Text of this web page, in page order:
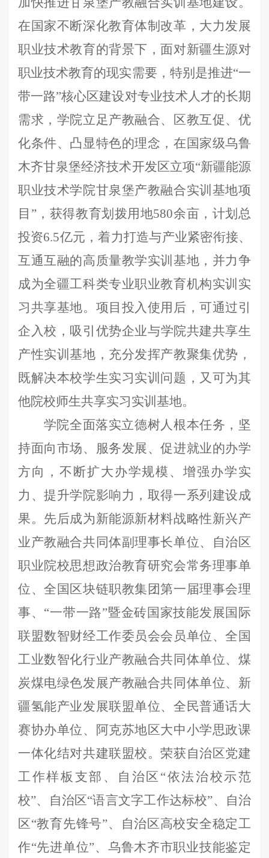
在国家不断深化教育体制改革，大力发展
职业技术教育的背景下，面对新疆生源对
职业技术教育的现实需要，特别是推进“一
带一路”核心区建设对专业技术人才的长期
需求， 学院立足产教融合、区教互促、优
化条件、凸显特色的理念，在国家级乌鲁
木齐甘泉堡经济技术开发区立项“新疆能源
职业技术学院甘泉堡产教融合实训基地项
目”， 获得教育划拨用地580余亩 ， 计划总
投资6.5亿元，着力打造与产业紧密衔接、
互通互融的高质量教学实训基地，并力争
成为全疆工科类专业职业教育机构实训实
习共享基地。 项目投入使用后，可通过引
企入校， 吸引 优势企业与学院共建共享生
产性实训基地 ， 充分发挥产教聚集优势 ，
既解决本校学生实习实训问题，又可为其
他院校师生共享实习实训基地。
学院全面落实立德树人根本任务，坚
持面向市场、服务发展、促进就业的办学
方向，不断扩大办学规模、增强办学实
力、提升学院影响力 ，取得一系列建设成
果。 先后成为新能源新材料战略性新兴产
业产教融合共同体副理事长单位、
自治区
职业院校思想政治教育研究会常务理事单
位 、全国区块链职教集团第一届理事会理
事、 “一带一路”暨金砖国家技能发展国际
联盟数智财经工作委员会会员单位 、全国
工业数智化行业产教融合共同体单位、煤
炭煤电绿色发展产教融合共同体单位、 新
疆氢能产业发展联盟单位、全民普通话大
赛协办单位 、
阿克苏地区大中小学思政课
一体化结对共建联盟校。荣获 自治区党建
工作样板支部 、自治区 “依法治校示范
校”、自治区“语言文字工作达标校”、自治
区“教育先锋号”、
自治区高校安全稳定工
作“先进单位”、 乌鲁木齐市职业技能鉴定